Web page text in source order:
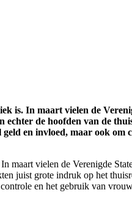
is. In maart vielen de
de hoofden van de
en invloed, maar ook om
vielen de Verenigde
juist grote indruk op het
en het gebruik van